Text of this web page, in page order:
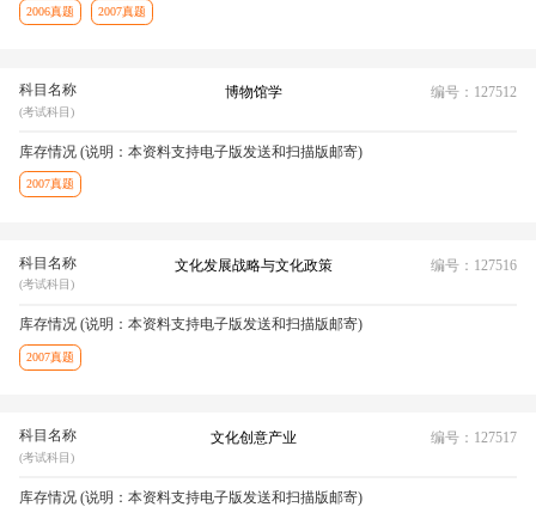
2006真题 2007真题
科目名称
(考试科目)
博物馆学 编号：127512
库存情况 (说明：本资料支持电子版发送和扫描版邮寄)
2007真题
科目名称
(考试科目)
文化发展战略与文化政策 编号：127516
库存情况 (说明：本资料支持电子版发送和扫描版邮寄)
2007真题
科目名称
(考试科目)
文化创意产业 编号：127517
库存情况 (说明：本资料支持电子版发送和扫描版邮寄)